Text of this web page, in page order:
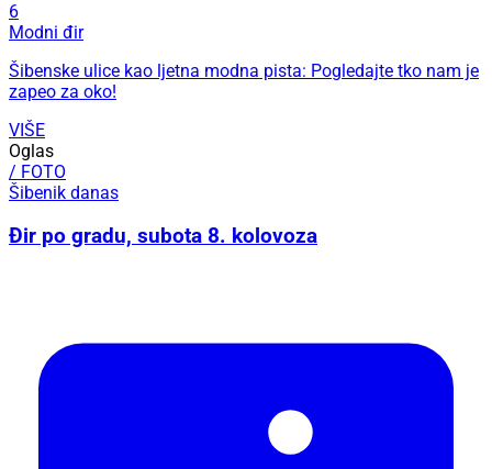
6
Modni đir
Šibenske ulice kao ljetna modna pista: Pogledajte tko nam je
zapeo za oko!
VIŠE
Oglas
/ FOTO
Šibenik danas
Đir po gradu, subota 8. kolovoza